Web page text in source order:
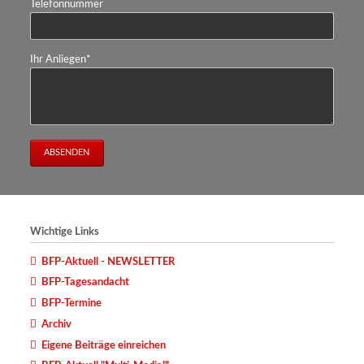
Telefonnummer
Pflichtfeld
Ihr Anliegen*
ABSENDEN
Wichtige Links
BFP-Aktuell - NEWSLETTER
BFP-Tagesandacht
BFP-Termine
Archiv
Eigene Beiträge einreichen